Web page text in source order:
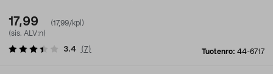
17,99
(17,99/kpl)
(sis. ALV:n)
Tuotenro: 44-6717
3.4 (7)